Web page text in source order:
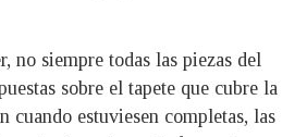
no siempre todas las piezas del
sobre el tapete que cubre la
cuando estuviesen completas, las